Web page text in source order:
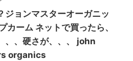
ジョンマスターオーガニッ
カーム ネットで買ったら、
、、硬さが、、、 john
organics